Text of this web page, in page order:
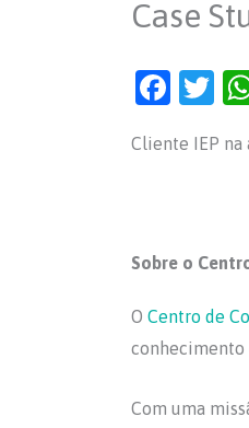
Case
F
c
o
k
T
itt
Cliente IEP na
Sobre o
O Centro de
conhecimento
Com uma